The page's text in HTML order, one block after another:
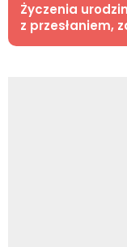
Życzenia
z przesłaniem,